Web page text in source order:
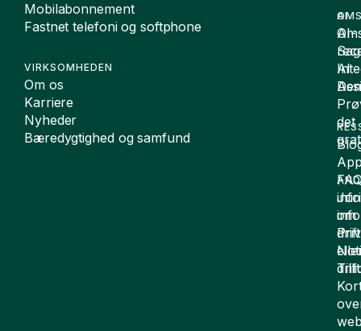
Mobilabonnement
Fastnet telefoni og softphone
VIRKSOMHEDEN
Om os
Karriere
Nyheder
Bæredygtighed og samfund
om
drift
AI
AI-
AI
det